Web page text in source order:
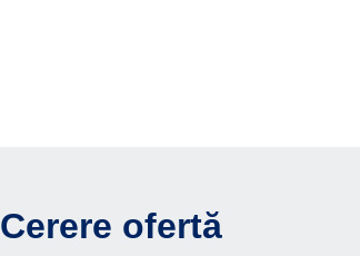
Cerere ofertă